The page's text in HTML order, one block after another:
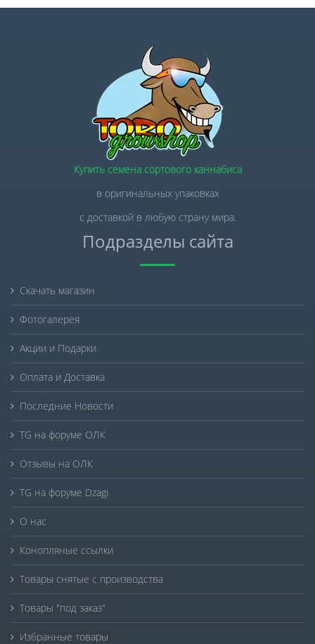
Купить семена сортового каннабиса
в оригинальных упаковках
с доставкой в любую страну мира.
Подразделы сайта
Скачать магазин
Фотогалерея
Акции и Подарки
Оплата и Доставка
Последние Новости
TG на форуме ОЛК
Отзывы на ОЛК
TG на форуме Dzagi
О нас
Конопляные ссылки
Товары снятые с производства
Товары "под заказ"
Избранные товары